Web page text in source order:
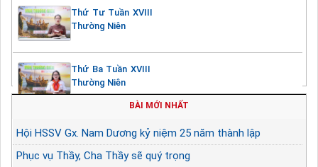
Thứ Tư Tuần XVIII
Thường Niên
Thứ Ba Tuần XVIII
Thường Niên
BÀI MỚI NHẤT
Hội HSSV Gx. Nam Dương kỷ niệm 25 năm thành lập
Phục vụ Thầy, Cha Thầy sẽ quý trọng